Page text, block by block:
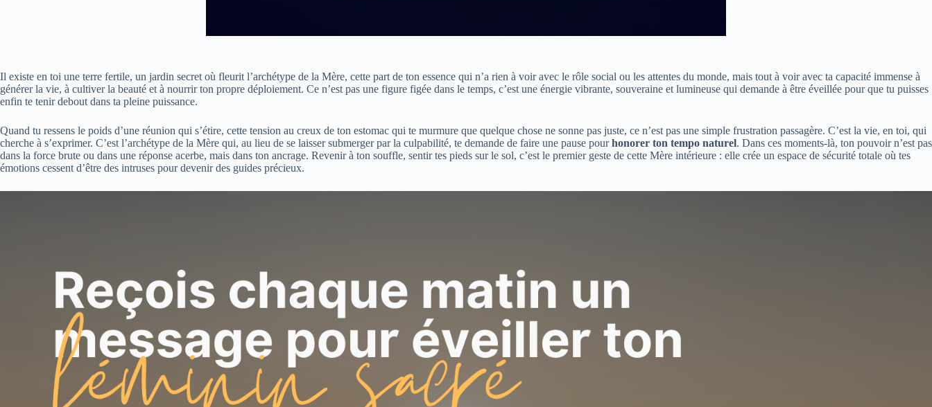
Il existe en toi une terre fertile, un jardin secret où fleurit l’archétype de la Mère, cette part de ton essence qui n’a rien à voir avec le rôle social ou les attentes du monde, mais tout à voir avec ta capacité immense à
générer la vie, à cultiver la beauté et à nourrir ton propre déploiement. Ce n’est pas une figure figée dans le temps, c’est une énergie vibrante, souveraine et lumineuse qui demande à être éveillée pour que tu puisses
enfin te tenir debout dans ta pleine puissance.
Quand tu ressens le poids d’une réunion qui s’étire, cette tension au creux de ton estomac qui te murmure que quelque chose ne sonne pas juste, ce n’est pas une simple frustration passagère. C’est la vie, en toi, qui
cherche à s’exprimer. C’est l’archétype de la Mère qui, au lieu de se laisser submerger par la culpabilité, te demande de faire une pause pourhonorer ton tempo naturel. Dans ces moments-là, ton pouvoir n’est pas
dans la force brute ou dans une réponse acerbe, mais dans ton ancrage. Revenir à ton souffle, sentir tes pieds sur le sol, c’est le premier geste de cette Mère intérieure : elle crée un espace de sécurité totale où tes
émotions cessent d’être des intruses pour devenir des guides précieux.